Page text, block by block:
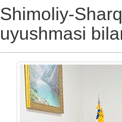
Shimoliy-
uyushmasi